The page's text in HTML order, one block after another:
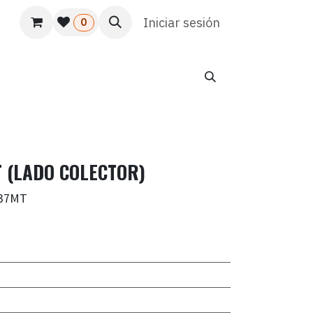
Usuario Atención al cliente HR
0 Iniciar sesión
COLECTOR)